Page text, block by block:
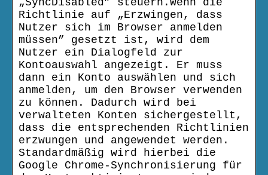
„SyncDisabled” steuern.Wenn die
Richtlinie auf „Erzwingen, dass
Nutzer sich im Browser anmelden
müssen” gesetzt ist, wird dem
Nutzer ein Dialogfeld zur
Kontoauswahl angezeigt. Er muss
dann ein Konto auswählen und sich
anmelden, um den Browser verwenden
zu können. Dadurch wird bei
verwalteten Konten sichergestellt,
dass die entsprechenden Richtlinien
erzwungen und angewendet werden.
Standardmäßig wird hierbei die
Google Chrome-Synchronisierung für